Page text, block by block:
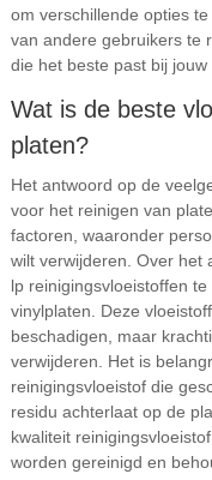
om verschillende opties
van andere gebruikers te
die het beste past bij
Wat is de beste
platen?
Het antwoord op de
voor het reinigen van
factoren, waaronder
wilt verwijderen. Over het
lp reinigingsvloeistoffen
vinylplaten. Deze
beschadigen, maar
verwijderen. Het is
reinigingsvloeistof die
residu achterlaat op de
kwaliteit
worden gereinigd en